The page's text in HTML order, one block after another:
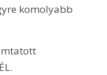
komolyabb